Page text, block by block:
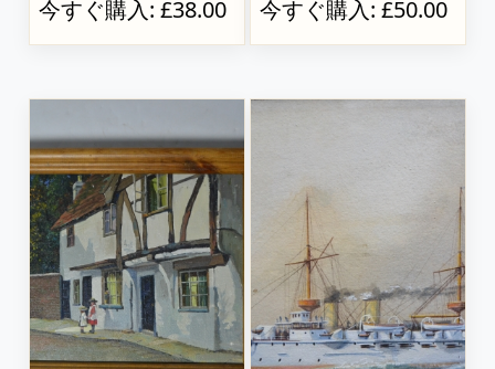
今すぐ購入: £38.00
今すぐ購入: £50.00